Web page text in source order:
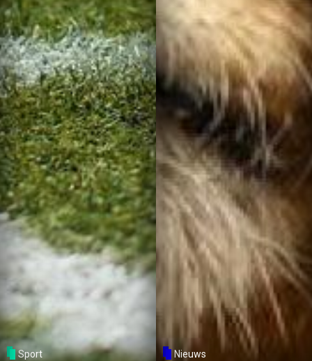
Sport Nieuws